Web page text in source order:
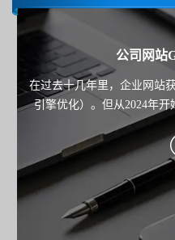
公司网站
在过去十几年里，企业网站
引擎优化）。但从2024年
——用户不再只"搜索"，而
Google Gemini，再到各类AI
在从"点击链接"，转向"直接